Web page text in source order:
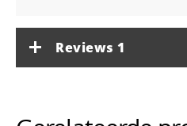
Reviews 1